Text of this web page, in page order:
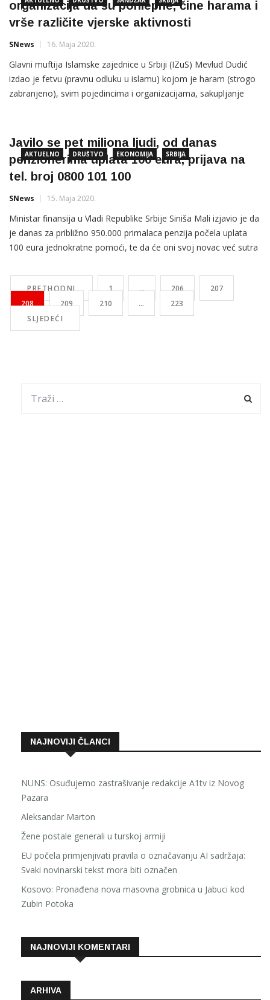
organizacija da su pohlepne, čine harama i
vrše različite vjerske aktivnosti
SNews 16. Maja 2020.
Glavni muftija Islamske zajednice u Srbiji (IZuS) Mevlud Dudić
izdao je fetvu (pravnu odluku u islamu) kojom je haram (strogo
zabranjeno), svim pojedincima i organizacijama, sakupljanje
fetva sa datumom od 10. jula 2014. godine Na listi organizacija
AKTUELNO DRUŠTVO EKONOMIJA SRBIJA
Javilo se pet miliona ljudi, od danas
penzionerima uplata 100 eura, prijava na
tel. broj 0800 101 100
SNews 15. Maja 2020.
Ministar finansija u Vladi Republike Srbije Siniša Mali izjavio je da
je danas za približno 950.000 primalaca penzija počela uplata
100 eura jednokratne pomoći, te da će oni svoj novac već sutra
primaocimima penzija, koji prethodno nisu imali otvorene
tekuće račune, već su novac primali na […]
PRETHODNI 1 … 206
207
208
209 210 …
223
SLJEDEĆI
NAJNOVIJI ČLANCI
NUNS: Osuđujemo zastrašivanje redakcije A1tv iz Novog
Pazara
Aleksandar Marton
Žene postale generali u turskoj armiji
EU počela primjenjivati pravila o označavanju AI sadržaja:
Svaki novinarski tekst mora biti označen
Kosovo: Pronađena nova masovna grobnica u Jabuci kod
Zubin Potoka
NAJNOVIJI KOMENTARI
ARHIVA